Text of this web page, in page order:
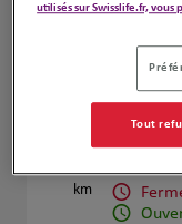
25.95
km
Carole
31 rue
57140
utilisés sur Swisslife.fr, vous
Tout